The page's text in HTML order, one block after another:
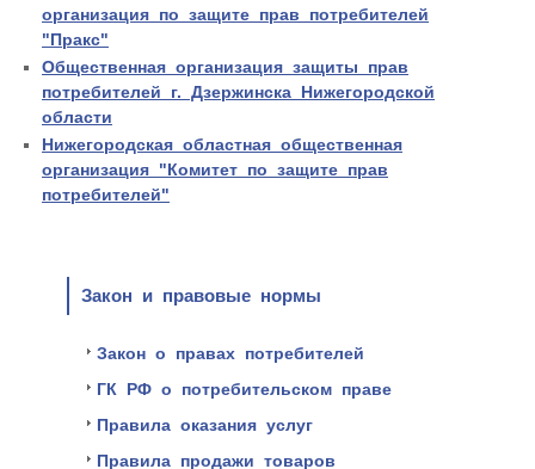
организация по защите прав потребителей
"Пракс"
Общественная организация защиты прав
потребителей г. Дзержинска Нижегородской
области
Нижегородская областная общественная
организация "Комитет по защите прав
потребителей"
Закон и правовые нормы
Закон о правах потребителей
ГК РФ о потребительском праве
Правила оказания услуг
Правила продажи товаров